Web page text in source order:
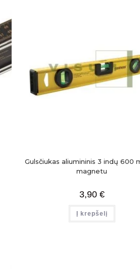
Gulsčiukas aliumininis 3 indų 600
magnetu
3,90 €
Į krepšelį